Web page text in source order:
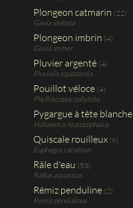
Plongeon catmarin (22)
Gavia stellata
Plongeon imbrin (4)
Gavia immer
Pluvier argenté (4)
Pluvialis squatarola
Pouillot véloce (4)
Phylloscopus collybita
Pygargue à tête blanche
Haliaeetus leucocephalus
Quiscale rouilleux (6)
Euphagus carolinus
Râle d'eau (53)
Rallus aquaticus
Rémiz penduline (2)
Remiz pendulinus